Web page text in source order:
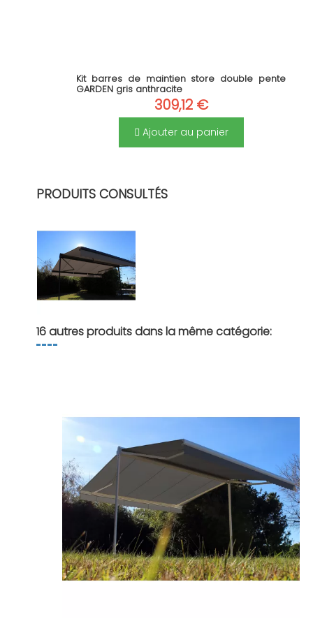
Kit barres de maintien store double pente
GARDEN gris anthracite
309,12 €
Ajouter au panier
PRODUITS CONSULTÉS
16 autres produits dans la même catégorie: